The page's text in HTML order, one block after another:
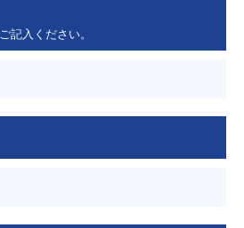
記入ください。